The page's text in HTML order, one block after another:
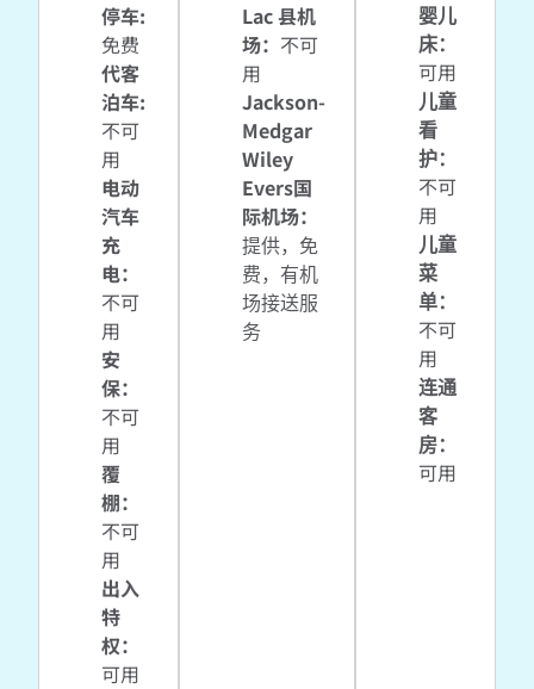
停车:
免费
代客
泊车:
不可
用
电动
汽车
充
电：
不可
用
安
保：
不可
用
覆
棚：
不可
用
出入
特
权：
可用
Lac 县机
场： 不可
用
Jackson-
Medgar
Wiley
Evers国
际机场：
提供，免
费，有机
场接送服
务
婴儿
床：
可用
儿童
看
护：
不可
用
儿童
菜
单：
不可
用
连通
客
房：
可用